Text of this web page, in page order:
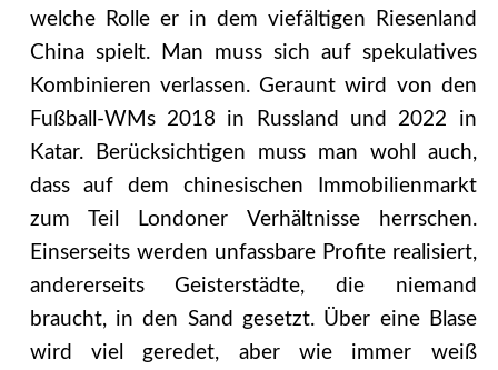
welche Rolle er in dem viefältigen Riesenland
China spielt. Man muss sich auf spekulatives
Kombinieren verlassen. Geraunt wird von den
Fußball-WMs 2018 in Russland und 2022 in
Katar. Berücksichtigen muss man wohl auch,
dass auf dem chinesischen Immobilienmarkt
zum Teil Londoner Verhältnisse herrschen.
Einserseits werden unfassbare Profite realisiert,
andererseits Geisterstädte, die niemand
braucht, in den Sand gesetzt. Über eine Blase
wird viel geredet, aber wie immer weiß